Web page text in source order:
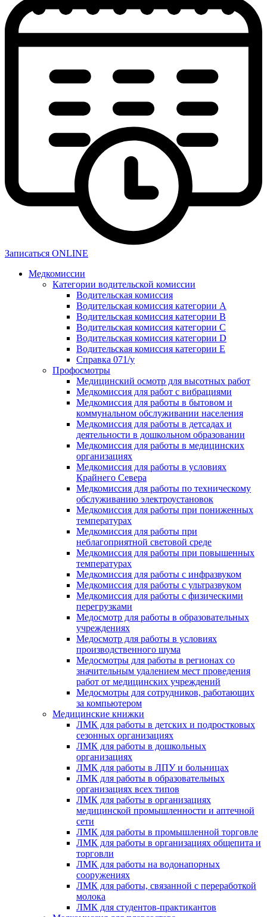
Записаться ONLINE
Медкомиссии
Категории водительской комиссии
Водительская комиссия
Водительская комиссия категории А
Водительская комиссия категории B
Водительская комиссия категории C
Водительская комиссия категории D
Водительская комиссия категории E
Справка 071/у
Профосмотры
Медицинский осмотр для высотных работ
Медкомиссия для работ с вибрациями
Медкомиссия для работы в бытовом и
коммунальном обслуживании населения
Медкомиссия для работы в детсадах и
деятельности в дошкольном образовании
Медкомиссия для работы в медицинских
организациях
Медкомиссия для работы в условиях
Крайнего Севера
Медкомиссия для работы по техническому
обслуживанию электроустановок
Медкомиссия для работы при пониженных
температурах
Медкомиссия для работы при
неблагоприятной световой среде
Медкомиссия для работы при повышенных
температурах
Медкомиссия для работы с инфразвуком
Медкомиссия для работы с ультразвуком
Медкомиссия для работы с физическими
перегрузками
Медосмотр для работы в образовательных
учреждениях
Медосмотр для работы в условиях
производственного шума
Медосмотры для работы в регионах со
значительным удалением мест проведения
работ от медицинских учреждений
Медосмотры для сотрудников, работающих
за компьютером
Медицинские книжки
ЛМК для работы в детских и подростковых
сезонных организациях
ЛМК для работы в дошкольных
организациях
ЛМК для работы в ЛПУ и больницах
ЛМК для работы в образовательных
организациях всех типов
ЛМК для работы в организациях
медицинской промышленности и аптечной
сети
ЛМК для работы в промышленной торговле
ЛМК для работы в организациях общепита и
торговли
ЛМК для работы на водонапорных
сооружениях
ЛМК для работы, связанной с переработкой
молока
ЛМК для студентов-практикантов